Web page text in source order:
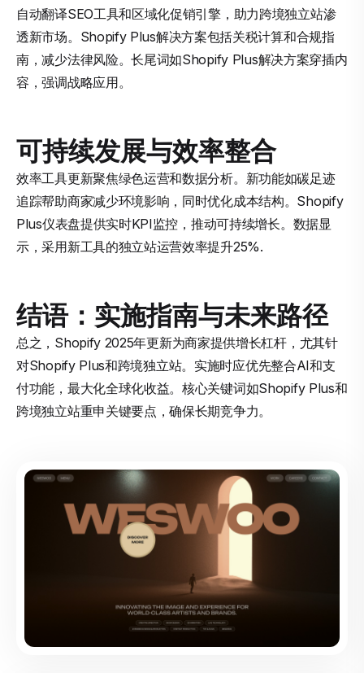
自动翻译SEO工具和区域化促销引擎，助力跨境独立站渗
透新市场。Shopify Plus解决方案包括关税计算和合规指
南，减少法律风险。长尾词如Shopify Plus解决方案穿插内
容，强调战略应用。
可持续发展与效率整合
效率工具更新聚焦绿色运营和数据分析。新功能如碳足迹
追踪帮助商家减少环境影响，同时优化成本结构。Shopify
Plus仪表盘提供实时KPI监控，推动可持续增长。数据显
示，采用新工具的独立站运营效率提升25%.
结语：实施指南与未来路径
总之，Shopify 2025年更新为商家提供增长杠杆，尤其针
对Shopify Plus和跨境独立站。实施时应优先整合AI和支
付功能，最大化全球化收益。核心关键词如Shopify Plus和
跨境独立站重申关键要点，确保长期竞争力。